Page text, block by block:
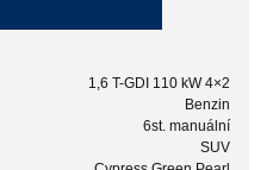
1,6 T-GDI 110 kW 4×2
Benzin
6st. manuální
SUV